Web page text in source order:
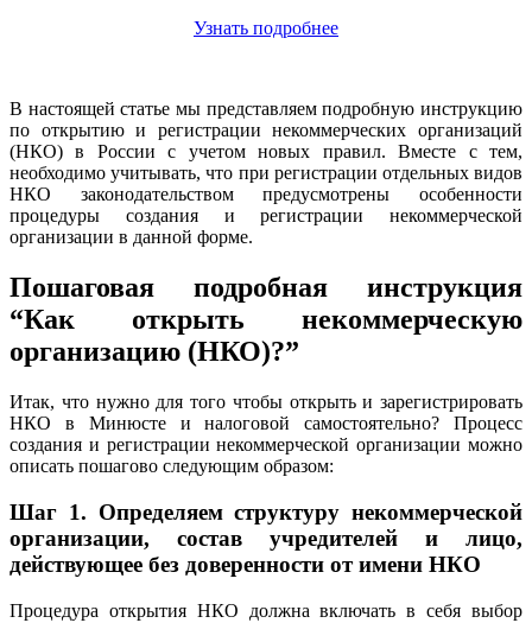
Узнать подробнее
В настоящей статье мы представляем подробную инструкцию
по открытию и регистрации некоммерческих организаций
(НКО) в России с учетом новых правил. Вместе с тем,
необходимо учитывать, что при регистрации отдельных видов
НКО законодательством предусмотрены особенности
процедуры создания и регистрации некоммерческой
организации в данной форме.
Пошаговая подробная инструкция
“Как открыть некоммерческую
организацию (НКО)?”
Итак, что нужно для того чтобы открыть и зарегистрировать
НКО в Минюсте и налоговой самостоятельно? Процесс
создания и регистрации некоммерческой организации можно
описать пошагово следующим образом:
Шаг 1. Определяем структуру некоммерческой
организации, состав учредителей и лицо,
действующее без доверенности от имени НКО
Процедура открытия НКО должна включать в себя выбор